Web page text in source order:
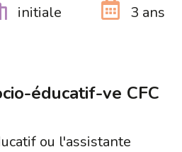
initiale 3 ans
éducatif-ve CFC
ou l'assistante